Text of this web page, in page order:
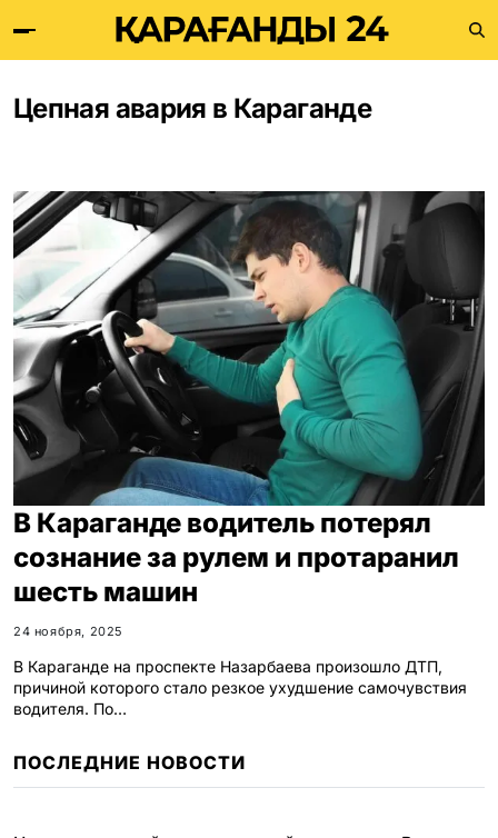
Цепная авария в Караганде
В Караганде водитель потерял
сознание за рулем и протаранил
шесть машин
24 ноября, 2025
В Караганде на проспекте Назарбаева произошло ДТП,
причиной которого стало резкое ухудшение самочувствия
водителя. По…
ПОСЛЕДНИЕ НОВОСТИ